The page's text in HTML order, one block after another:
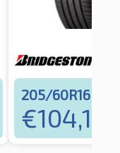
205/60R16 92V
€104,10